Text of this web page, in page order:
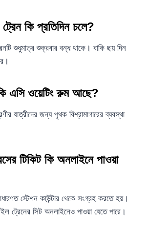
কি প্রতিদিন চলে?
শুধুমাত্র শুক্রবার বন্ধ থাকে। বাকি ছয় দিন
এসি ওয়েটিং রুম আছে?
যাত্রীদের জন্য পৃথক বিশ্রামাগারের ব্যবস্থা
টিকিট কি অনলাইনে পাওয়া
স্টেশন কাউন্টার থেকে সংগ্রহ করতে হয়।
ট্রেনের সিট অনলাইনেও পাওয়া যেতে পারে।